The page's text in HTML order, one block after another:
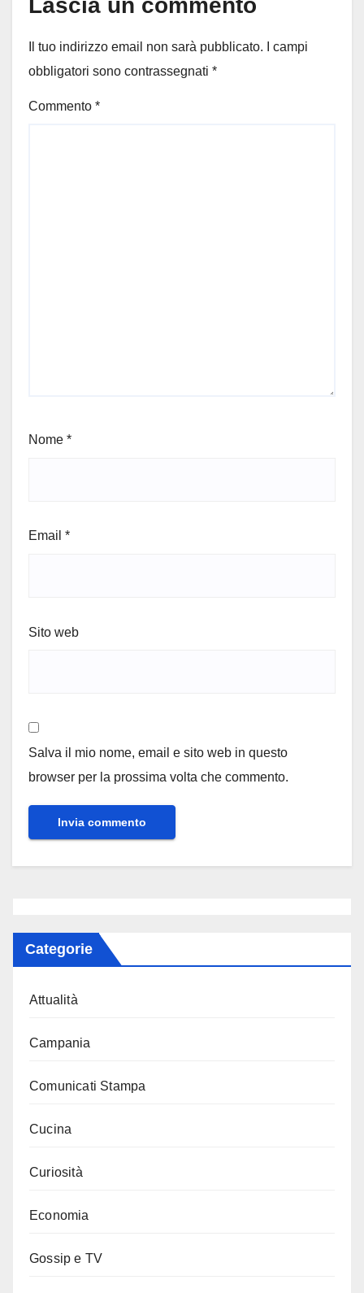
Lascia un commento
Il tuo indirizzo email non sarà pubblicato.
I campi
obbligatori sono contrassegnati *
Commento *
Nome *
Email *
Sito web
Salva il mio nome, email e sito web in questo
browser per la prossima volta che commento.
Categorie
Attualità
Campania
Comunicati Stampa
Cucina
Curiosità
Economia
Gossip e TV